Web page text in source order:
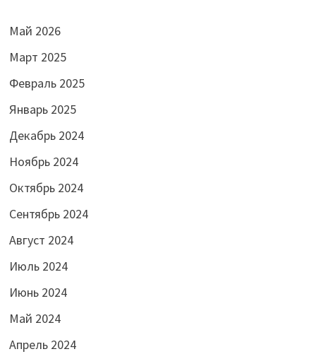
Май 2026
Март 2025
Февраль 2025
Январь 2025
Декабрь 2024
Ноябрь 2024
Октябрь 2024
Сентябрь 2024
Август 2024
Июль 2024
Июнь 2024
Май 2024
Апрель 2024